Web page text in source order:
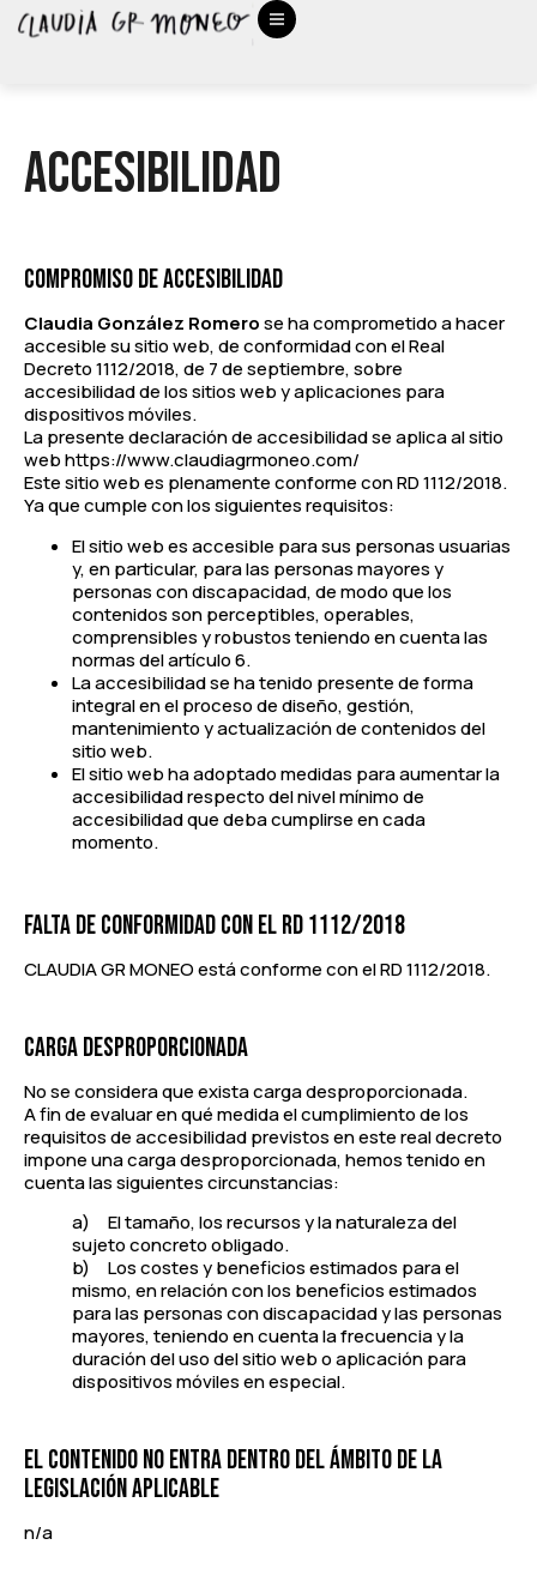
Accesibilidad
COMPROMISO DE ACCESIBILIDAD
Claudia González Romerose ha comprometido a hacer
accesible su sitio web, de conformidad con el Real
Decreto 1112/2018, de 7 de septiembre, sobre
accesibilidad de los sitios web y aplicaciones para
dispositivos móviles.
La presente declaración de accesibilidad se aplica al sitio
web https://www.claudiagrmoneo.com/
Este sitio web es plenamente conforme con RD 1112/2018.
Ya que cumple con los siguientes requisitos:
El sitio web es accesible para sus personas usuarias
y, en particular, para las personas mayores y
personas con discapacidad, de modo que los
contenidos son perceptibles, operables,
comprensibles y robustos teniendo en cuenta las
normas del artículo 6.
La accesibilidad se ha tenido presente de forma
integral en el proceso de diseño, gestión,
mantenimiento y actualización de contenidos del
sitio web.
El sitio web ha adoptado medidas para aumentar la
accesibilidad respecto del nivel mínimo de
accesibilidad que deba cumplirse en cada
momento.
FALTA DE CONFORMIDAD CON EL RD 1112/2018
CLAUDIA GR MONEO está conforme con el RD 1112/2018.
CARGA DESPROPORCIONADA
No se considera que exista carga desproporcionada.
A fin de evaluar en qué medida el cumplimiento de los
requisitos de accesibilidad previstos en este real decreto
impone una carga desproporcionada, hemos tenido en
cuenta las siguientes circunstancias:
a) El tamaño, los recursos y la naturaleza del
sujeto concreto obligado.
b) Los costes y beneficios estimados para el
mismo, en relación con los beneficios estimados
para las personas con discapacidad y las personas
mayores, teniendo en cuenta la frecuencia y la
duración del uso del sitio web o aplicación para
dispositivos móviles en especial.
EL CONTENIDO NO ENTRA DENTRO DEL ÁMBITO DE LA
LEGISLACIÓN APLICABLE
n/a